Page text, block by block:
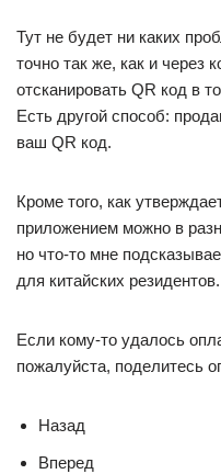
Тут не будет ни каких
точно так же, как и через
отсканировать QR код в
Есть другой способ:
ваш QR код.
Кроме того, как
приложением можно в
но что-то мне
для китайских резидентов.
Если кому-то удалось
пожалуйста, поделитесь
Назад
Вперед